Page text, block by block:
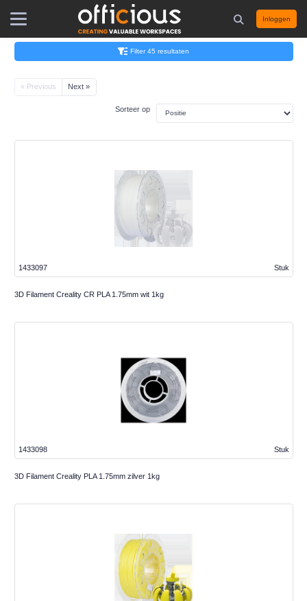
Inloggen
Filter 45 resultaten
« Previous Next »
Sorteer op
Stuk
1433097
3D Filament Creality CR PLA 1.75mm wit 1kg
Stuk
1433098
3D Filament Creality PLA 1.75mm zilver 1kg